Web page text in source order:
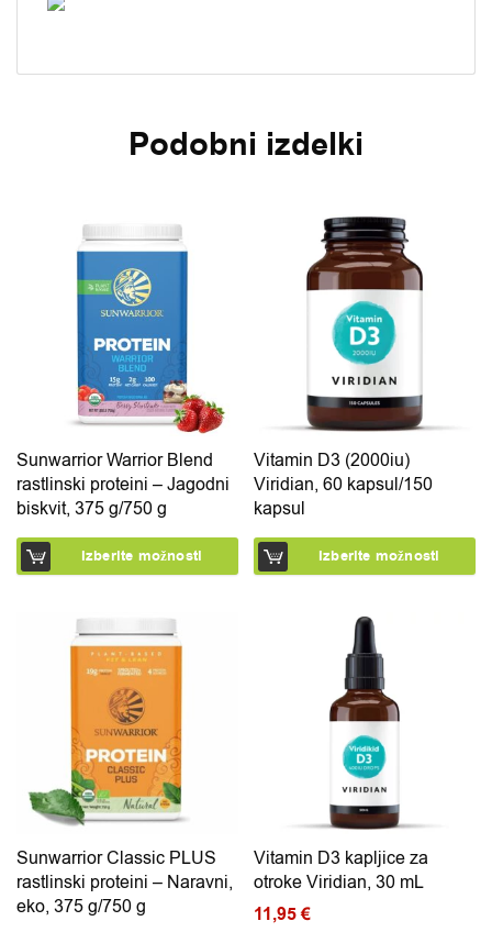
Podobni izdelki
Sunwarrior Warrior Blend
rastlinski proteini – Jagodni
biskvit, 375 g/750 g
Izberite možnosti
Ta izdelek ima več različic. Možnosti lahko izberete
Vitamin D3 (2000iu)
Viridian, 60 kapsul/150
kapsul
Izberite možnosti
Ta izdelek ima več
Sunwarrior Classic PLUS
rastlinski proteini – Naravni,
eko, 375 g/750 g
Ta izdelek ima več različic. Možnosti lahko izberete
Vitamin D3 kapljice za
otroke Viridian, 30 mL
11,95€